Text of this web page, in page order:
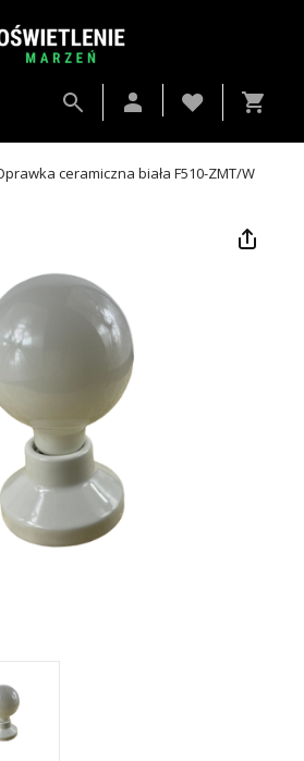
ceramiczna biała F510-ZMT/W